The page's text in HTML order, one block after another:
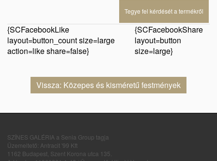
Tegye fel kérdését a termékről
{SCFacebookLike
layout=button_count size=large
action=like share=false}
{SCFacebookShare
layout=button
size=large}
Vissza: Közepes és kisméretű festmények
SZÍNES GALÉRIA a Senia Group tagja
Üzemeltető: Antracit '99 Kft
1162 Budapest, Szent Korona utca 135.